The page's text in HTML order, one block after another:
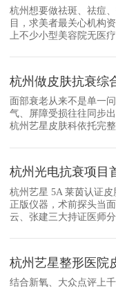
杭州想要做祛斑、祛痘
目，求美者最关心机构
上不少小型美容院无医
杭州做皮肤抗衰综
面部衰老从来不是单一
气、屏障受损往往同步
杭州艺星皮肤科依托完
杭州光电抗衰项目
杭州艺星 5A 莱茵认证
正版仪器，术前探头当
云、张建三大持证医师
杭州艺星整形医院
结合新氧、大众点评上